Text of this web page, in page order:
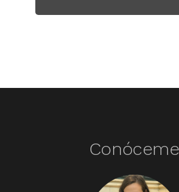
Conóceme